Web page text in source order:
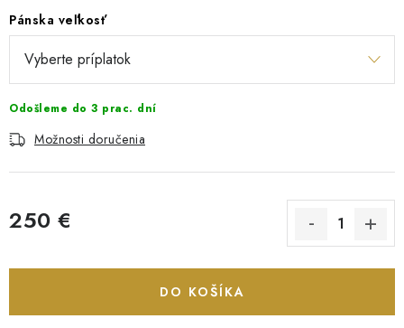
Pánska veľkosť
Odošleme do 3 prac. dní
Možnosti doručenia
250 €
DO KOŠÍKA